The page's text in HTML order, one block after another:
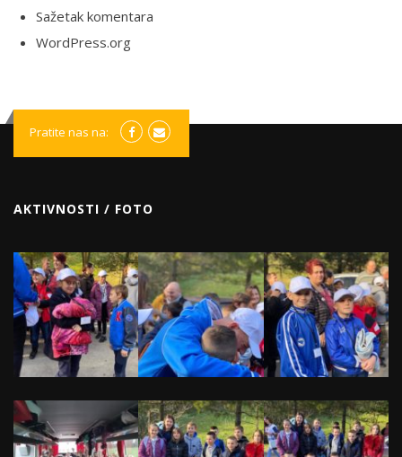
Sažetak komentara
WordPress.org
Pratite nas na:
AKTIVNOSTI / FOTO